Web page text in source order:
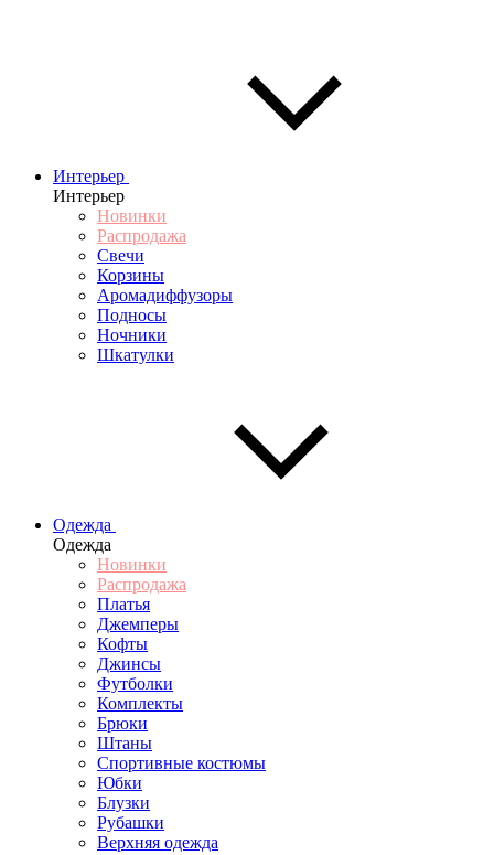
Интерьер
Интерьер
Новинки
Распродажа
Свечи
Корзины
Аромадиффузоры
Подносы
Ночники
Шкатулки
Одежда
Одежда
Новинки
Распродажа
Платья
Джемперы
Кофты
Джинсы
Футболки
Комплекты
Брюки
Штаны
Спортивные костюмы
Юбки
Блузки
Рубашки
Верхняя одежда